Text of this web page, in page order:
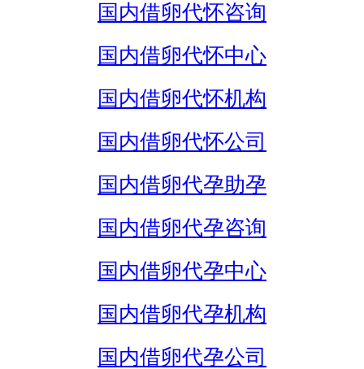
国内借卵代怀咨询
国内借卵代怀中心
国内借卵代怀机构
国内借卵代怀公司
国内借卵代孕助孕
国内借卵代孕咨询
国内借卵代孕中心
国内借卵代孕机构
国内借卵代孕公司